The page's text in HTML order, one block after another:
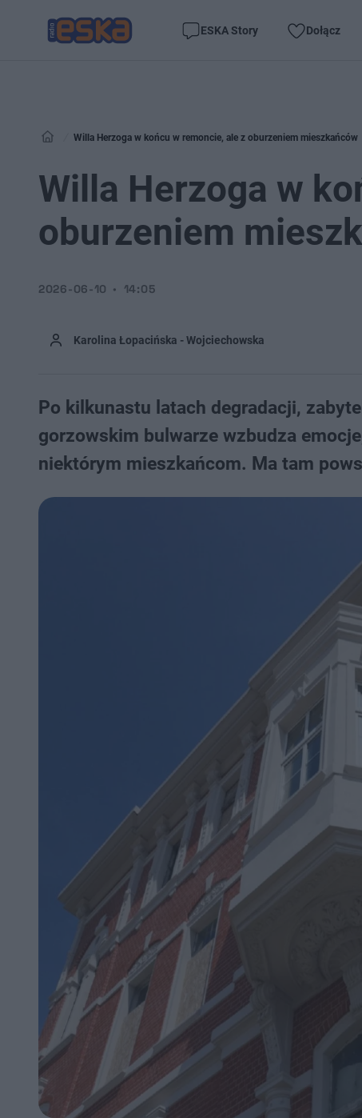
ESKA Story Dołącz
Willa Herzoga w końcu w remoncie, ale z oburzeniem mieszkańców
Willa Herzoga w
oburzeniem
Karolina Łopacińska - Wojciechowska
2026-06-10 14:05
Po kilkunastu latach degradacji,
gorzowskim bulwarze wzbudza
niektórym mieszkańcom. Ma tam